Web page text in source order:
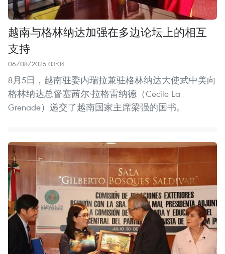
越南与格林纳达加强在多边论坛上的相互
支持
06/08/2025 03:04
8月5日，越南驻委内瑞拉兼驻格林纳达大使武中美向
格林纳达总督塞茜尔·拉格雷纳德（Cecile La
Grenade）递交了越南国家主席梁强的国书。